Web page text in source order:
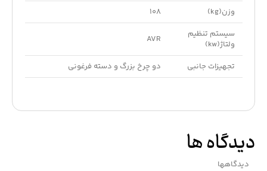
وزن(kg)
108
سیستم تنظیم
ولتاژ(kw)
AVR
تجهیزات جانبی دو چرخ بزرگ و دسته فرغونی
دیدگاه ها
دیدگاهها